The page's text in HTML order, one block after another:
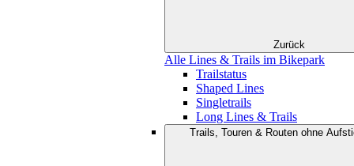
Zurück
Alle Lines & Trails im Bikepark
Trailstatus
Shaped Lines
Singletrails
Long Lines & Trails
Trails, Touren & Routen ohne